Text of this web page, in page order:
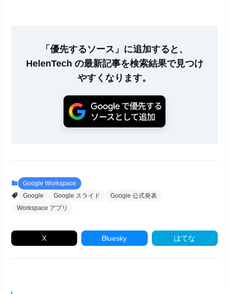
「優先するソース」に追加すると、
HelenTech の最新記事を検索結果で見つけ
やすくなります。
Google Workspace
Google
Google スライド
Google 公式発表
Workspace アプリ
X Bluesky はてな